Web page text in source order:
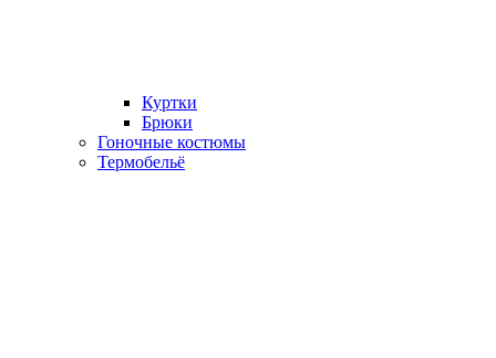
Куртки
Брюки
Гоночные костюмы
Термобельё